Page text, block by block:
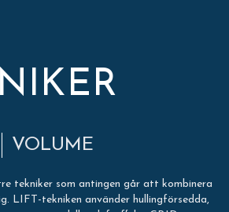
VOLUME
tekniker som antingen går att kombinera
LIFT-tekniken använder hullingförsedda,